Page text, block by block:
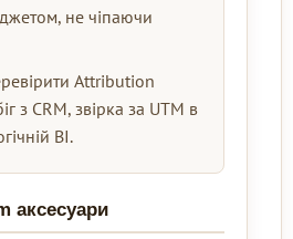
не чіпаючи
Attribution
з CRM, звірка за UTM в
BI.
аксесуари